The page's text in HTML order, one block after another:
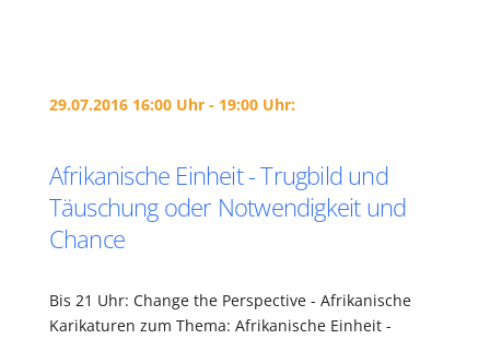
29.07.2016 16:00 Uhr - 19:00 Uhr:
Afrikanische Einheit - Trugbild und
Täuschung oder Notwendigkeit und
Chance
Bis 21 Uhr: Change the Perspective - Afrikanische
Karikaturen zum Thema: Afrikanische Einheit -